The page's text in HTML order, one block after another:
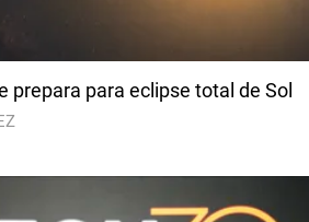
prepara para eclipse total de Sol